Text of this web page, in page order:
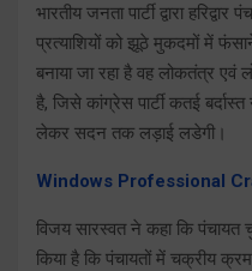
भारतीय जनता पार्टी द्वारा
प्रत्याशियों को झूठे मुकदमों में
बनाया जा रहा है वह लोकतंत्र
है, जिसे कांग्रेस पार्टी कतई
लेकर सदन तक लड़ाई लडेगी।
Windows Professional
विजय सारस्वत ने कहा कि पंचायत
किया है कि पंचायतों में चक्रीय